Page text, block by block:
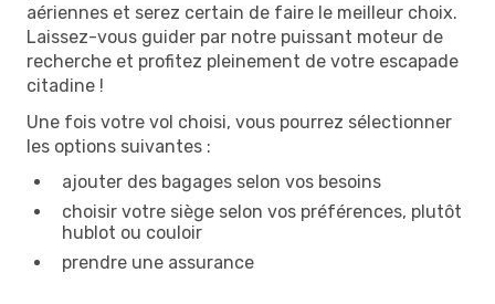
aériennes et serez certain de faire le meilleur choix.
Laissez-vous guider par notre puissant moteur de
recherche et profitez pleinement de votre escapade
citadine !
Une fois votre vol choisi, vous pourrez sélectionner
les options suivantes :
ajouter des bagages selon vos besoins
choisir votre siège selon vos préférences, plutôt
hublot ou couloir
prendre une assurance